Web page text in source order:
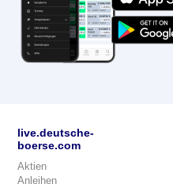
live.deutsche-
boerse.com
Aktien
Anleihen